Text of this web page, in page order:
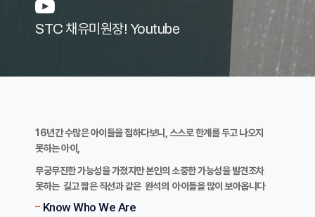
STC 채유미원장! Youtube
16년간 수많은 아이들을 접하다보니, 스스로 한계를 두고 나오지
못하는 아이,
무궁무진한 가능성을 가졌지만 본인의 소중한 가능성을 발견조차
못하는 길고 짧은 직선과 같은 원석의 아이들을 많이 보아옵니다
Know Who We Are